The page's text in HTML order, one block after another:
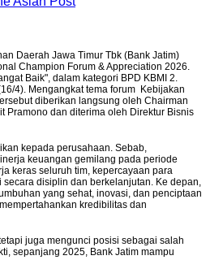
Daerah Jawa Timur Tbk (Bank Jatim)
Champion Forum & Appreciation 2026.
Baik", dalam kategori BPD KBMI 2.
4). Mengangkat tema forum Kebijakan
diberikan langsung oleh Chairman
Pramono dan diterima oleh Direktur Bisnis
kepada perusahaan. Sebab,
keuangan gemilang pada periode
keras seluruh tim, kepercayaan para
disiplin dan berkelanjutan. Ke depan,
yang sehat, inovasi, dan penciptaan
kredibilitas dan
juga mengunci posisi sebagai salah
sepanjang 2025, Bank Jatim mampu